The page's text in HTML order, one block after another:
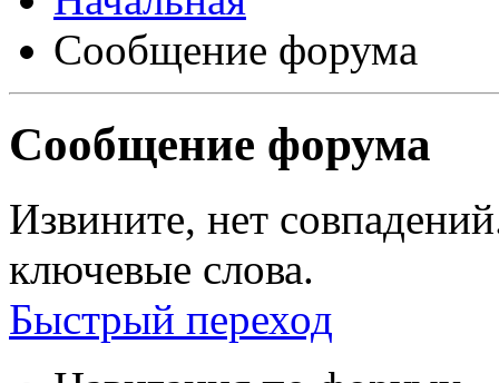
Сообщение форума
Сообщение форума
Извините, нет
ключевые слова.
Быстрый переход